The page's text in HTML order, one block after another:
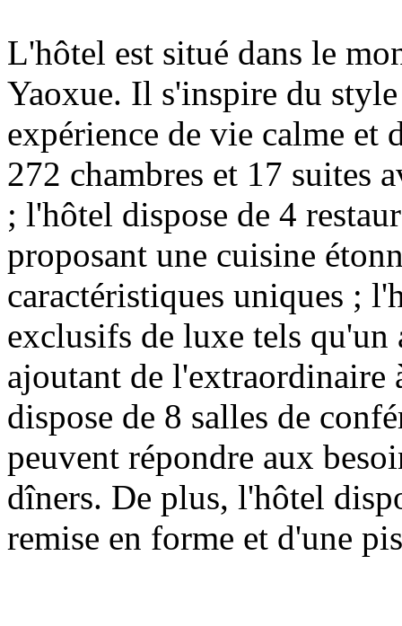
L'hôtel est situé dans le
Yaoxue. Il s'inspire du
expérience de vie calme et
272 chambres et 17 suites
; l'hôtel dispose de 4
proposant une cuisine
caractéristiques uniques ;
exclusifs de luxe tels qu'un
ajoutant de l'extraordinaire
dispose de 8 salles de
peuvent répondre aux
dîners. De plus, l'hôtel
remise en forme et d'une